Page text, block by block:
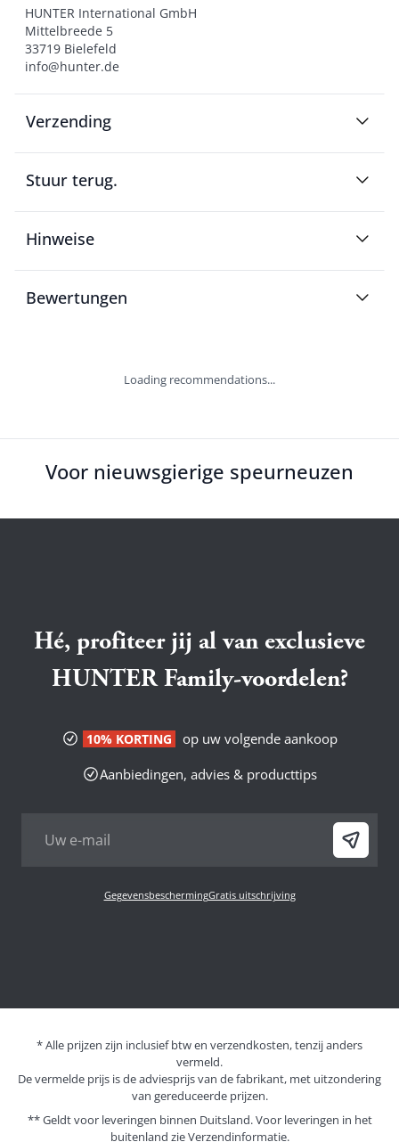
HUNTER International GmbH
Mittelbreede 5
33719 Bielefeld
info@hunter.de
Verzending
Stuur terug.
Hinweise
Bewertungen
Loading recommendations...
Voor nieuwsgierige speurneuzen
Hé, profiteer jij al van exclusieve
HUNTER Family-voordelen?
10% KORTING
op uw volgende aankoop
Aanbiedingen, advies & producttips
GegevensbeschermingGratis uitschrijving
* Alle prijzen zijn inclusief btw en verzendkosten, tenzij anders
vermeld.
De vermelde prijs is de adviesprijs van de fabrikant, met uitzondering
van gereduceerde prijzen.
** Geldt voor leveringen binnen Duitsland. Voor leveringen in het
buitenland zieVerzendinformatie.